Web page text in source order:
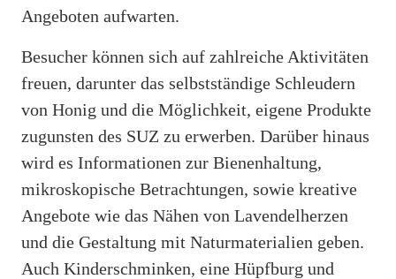
Angeboten aufwarten.
Besucher können sich auf zahlreiche Aktivitäten
freuen, darunter das selbstständige Schleudern
von Honig und die Möglichkeit, eigene Produkte
zugunsten des SUZ zu erwerben. Darüber hinaus
wird es Informationen zur Bienenhaltung,
mikroskopische Betrachtungen, sowie kreative
Angebote wie das Nähen von Lavendelherzen
und die Gestaltung mit Naturmaterialien geben.
Auch Kinderschminken, eine Hüpfburg und